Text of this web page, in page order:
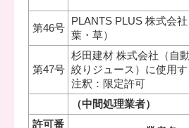
第46号
PLANTS PLUS 株式会
葉・草）
第47号
杉田建材 株式会社（自
絞りジュース）に使用す
注釈：限定許可
（中間処理業者）
許可番